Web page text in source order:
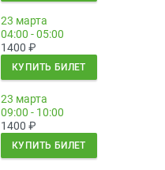
23 марта
04:00 - 05:00
1400 ₽
КУПИТЬ БИЛЕТ
23 марта
09:00 - 10:00
1400 ₽
КУПИТЬ БИЛЕТ